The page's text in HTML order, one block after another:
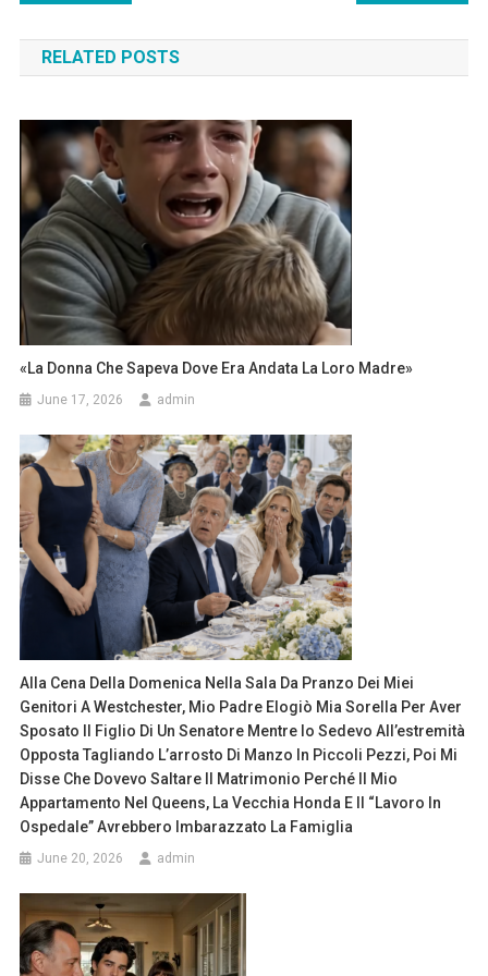
navigation
RELATED POSTS
«La Donna Che Sapeva Dove Era Andata La Loro Madre»
June 17, 2026 admin
Alla Cena Della Domenica Nella Sala Da Pranzo Dei Miei
Genitori A Westchester, Mio Padre Elogiò Mia Sorella Per Aver
Sposato Il Figlio Di Un Senatore Mentre Io Sedevo All’estremità
Opposta Tagliando L’arrosto Di Manzo In Piccoli Pezzi, Poi Mi
Disse Che Dovevo Saltare Il Matrimonio Perché Il Mio
Appartamento Nel Queens, La Vecchia Honda E Il “lavoro In
Ospedale” Avrebbero Imbarazzato La Famiglia
June 20, 2026 admin